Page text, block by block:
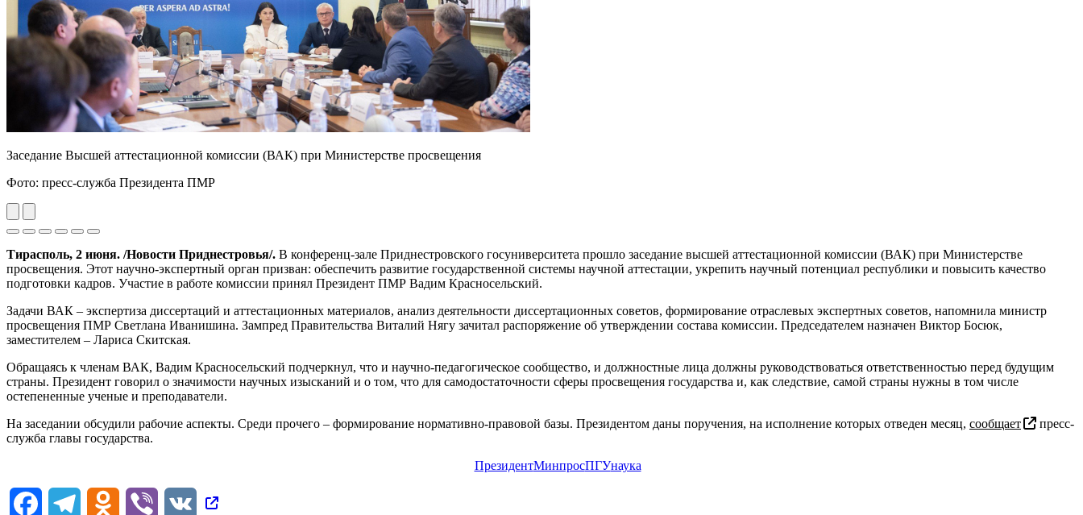
Заседание Высшей аттестационной комиссии (ВАК) при Министерстве просвещения
Фото: пресс-служба Президента ПМР
Previous
Next
Тирасполь, 2 июня. /Новости Приднестровья/. В конференц-зале Приднестровского госуниверситета прошло заседание высшей аттестационной комиссии (ВАК) при Министерстве
просвещения. Этот научно-экспертный орган призван: обеспечить развитие государственной системы научной аттестации, укрепить научный потенциал республики и повысить качество
подготовки кадров. Участие в работе комиссии принял Президент ПМР Вадим Красносельский.
Задачи ВАК – экспертиза диссертаций и аттестационных материалов, анализ деятельности диссертационных советов, формирование отраслевых экспертных советов, напомнила министр
просвещения ПМР Светлана Иванишина. Зампред Правительства Виталий Нягу зачитал распоряжение об утверждении состава комиссии. Председателем назначен Виктор Босюк,
заместителем – Лариса Скитская.
Обращаясь к членам ВАК, Вадим Красносельский подчеркнул, что и научно-педагогическое сообщество, и должностные лица должны руководствоваться ответственностью перед будущим
страны. Президент говорил о значимости научных изысканий и о том, что для самодостаточности сферы просвещения государства и, как следствие, самой страны нужны в том числе
остепененные ученые и преподаватели.
На заседании обсудили рабочие аспекты. Среди прочего – формирование нормативно-правовой базы. Президентом даны поручения, на исполнение которых отведен месяц, сообщает
пресс-
служба главы государства.
ПрезидентМинпросПГУнаука
FacebookTelegram Odnoklassniki
Viber
VK